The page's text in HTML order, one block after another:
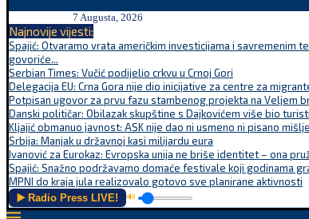
7 Augusta, 2026
Najnovije vijesti:
Spajić: Otvaramo vrata američkim investicijama i savremenim
govoriće...
Serbian Times: Vučić podijelio crkvu u Crnoj Gori
Delegacija EU: Crna Gora nije dio inicijative za centre za
Potpisan ugovor za prvu fazu stambenog projekta na Veljem
Danski političar: Obilazak skupštine s Dajkovićem više bio
Kljajić obmanuo javnost: ASK nije dao ni usmeno ni pisano
Srbija: Manjak u državnoj kasi milijardu eura
Ivanović za Eurokaz: Evropska unija ne briše identitet – ona
Spajić: Snažno podržavamo domaće festivale koji godinama
MPNI do kraja jula realizovalo gotovo sve planirane aktivnosti
▶️ Radio Press LIVE! 🔊